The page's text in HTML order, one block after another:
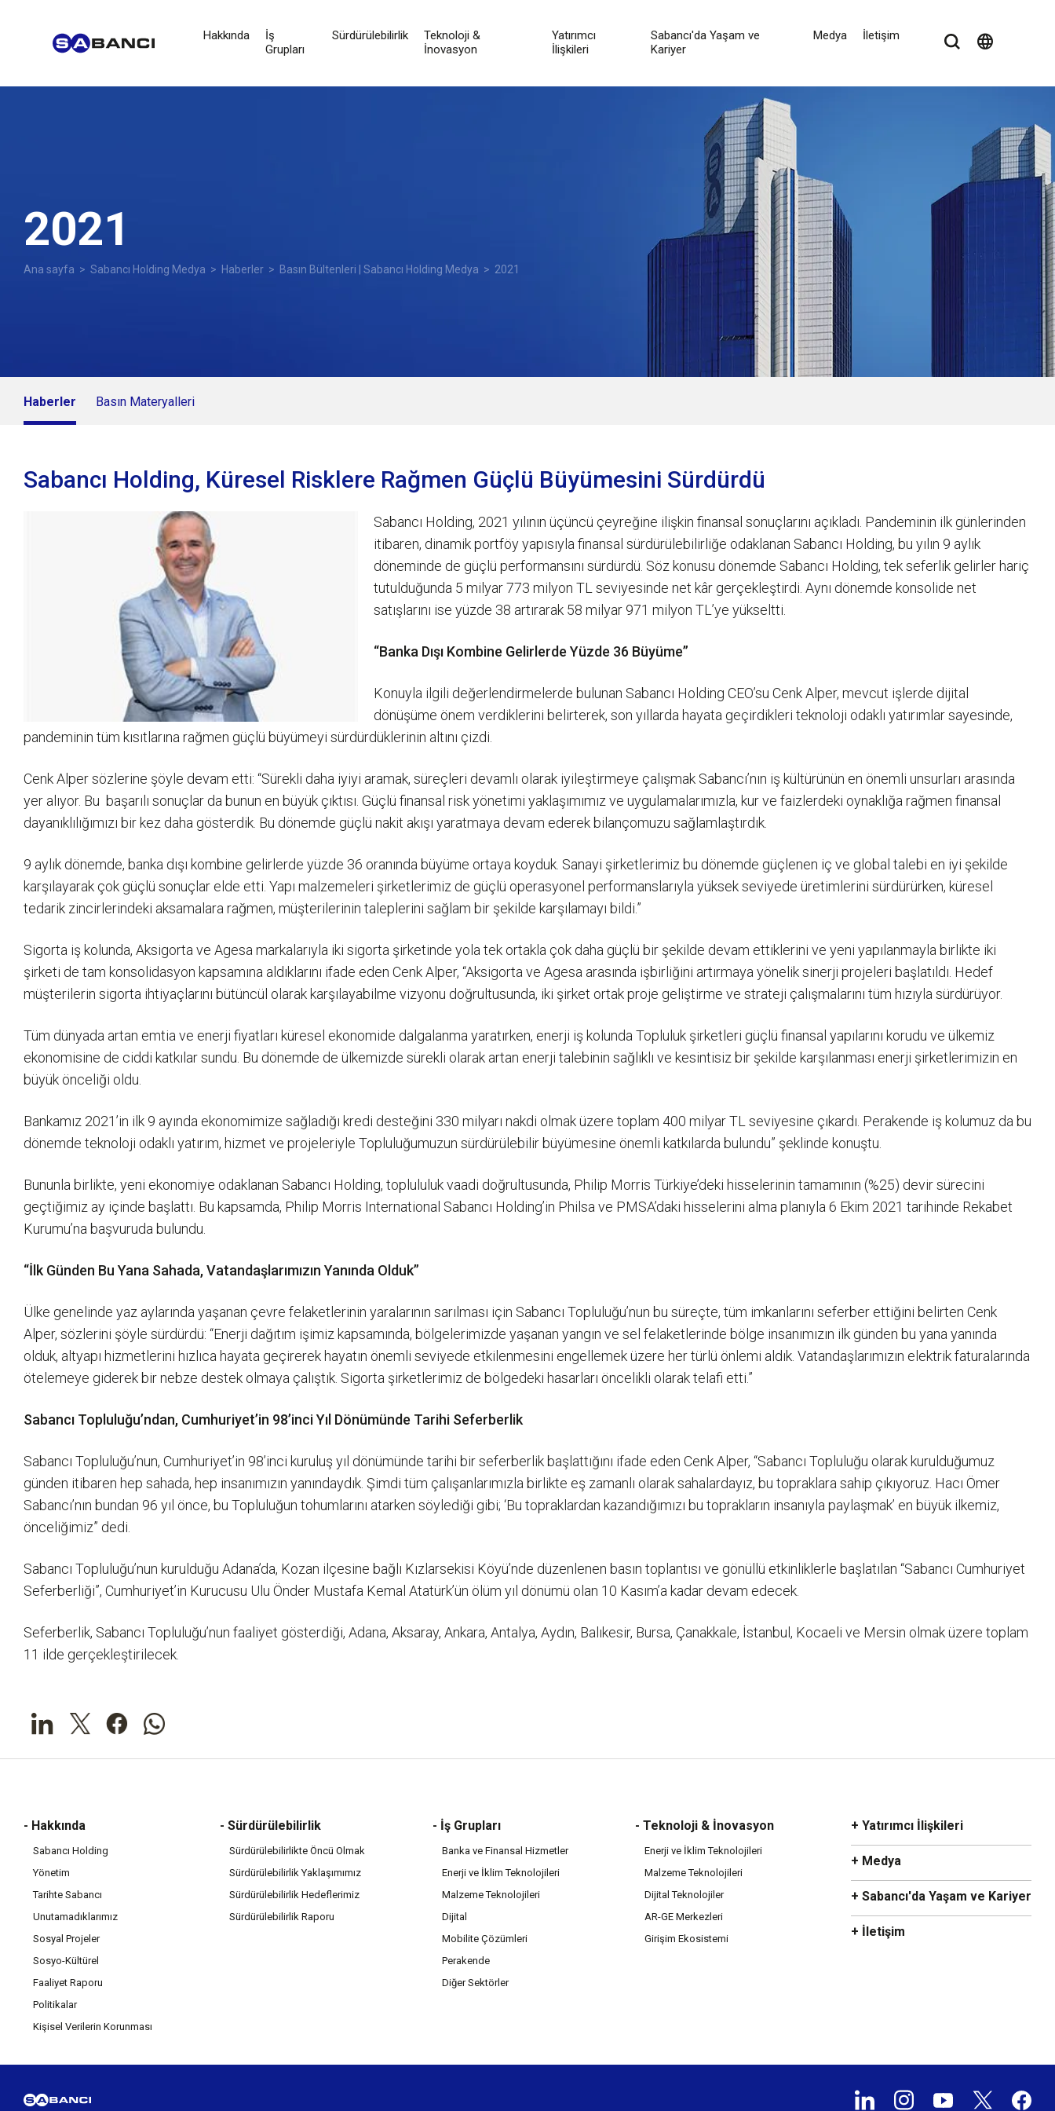
Hakkında
İş
Grupları
Sürdürülebilirlik
Teknoloji &
İnovasyon
Yatırımcı
İlişkileri
Sabancı'da Yaşam ve
Kariyer
Medya İletişim language
2021
Ana sayfa > Sabancı Holding Medya > Haberler > Basın Bültenleri | Sabancı Holding Medya > 2021
Haberler Basın Materyalleri
Sabancı Holding, Küresel Risklere Rağmen Güçlü Büyümesini Sürdürdü
Sabancı Holding, 2021 yılının üçüncü çeyreğine ilişkin finansal sonuçlarını açıkladı. Pandeminin ilk günlerinden
itibaren, dinamik portföy yapısıyla finansal sürdürülebilirliğe odaklanan Sabancı Holding, bu yılın 9 aylık
döneminde de güçlü performansını sürdürdü. Söz konusu dönemde Sabancı Holding, tek seferlik gelirler hariç
tutulduğunda 5 milyar 773 milyon TL seviyesinde net kâr gerçekleştirdi. Aynı dönemde konsolide net
satışlarını ise yüzde 38 artırarak 58 milyar 971 milyon TL’ye yükseltti.
“Banka Dışı Kombine Gelirlerde Yüzde 36 Büyüme”
Konuyla ilgili değerlendirmelerde bulunan Sabancı Holding CEO’su Cenk Alper, mevcut işlerde dijital
dönüşüme önem verdiklerini belirterek, son yıllarda hayata geçirdikleri teknoloji odaklı yatırımlar sayesinde,
pandeminin tüm kısıtlarına rağmen güçlü büyümeyi sürdürdüklerinin altını çizdi.
Cenk Alper sözlerine şöyle devam etti: “Sürekli daha iyiyi aramak, süreçleri devamlı olarak iyileştirmeye çalışmak Sabancı’nın iş kültürünün en önemli unsurları arasında
yer alıyor. Bu başarılı sonuçlar da bunun en büyük çıktısı. Güçlü finansal risk yönetimi yaklaşımımız ve uygulamalarımızla, kur ve faizlerdeki oynaklığa rağmen finansal
dayanıklılığımızı bir kez daha gösterdik. Bu dönemde güçlü nakit akışı yaratmaya devam ederek bilançomuzu sağlamlaştırdık.
9 aylık dönemde, banka dışı kombine gelirlerde yüzde 36 oranında büyüme ortaya koyduk. Sanayi şirketlerimiz bu dönemde güçlenen iç ve global talebi en iyi şekilde
karşılayarak çok güçlü sonuçlar elde etti. Yapı malzemeleri şirketlerimiz de güçlü operasyonel performanslarıyla yüksek seviyede üretimlerini sürdürürken, küresel
tedarik zincirlerindeki aksamalara rağmen, müşterilerinin taleplerini sağlam bir şekilde karşılamayı bildi.”
Sigorta iş kolunda, Aksigorta ve Agesa markalarıyla iki sigorta şirketinde yola tek ortakla çok daha güçlü bir şekilde devam ettiklerini ve yeni yapılanmayla birlikte iki
şirketi de tam konsolidasyon kapsamına aldıklarını ifade eden Cenk Alper, “Aksigorta ve Agesa arasında işbirliğini artırmaya yönelik sinerji projeleri başlatıldı. Hedef
müşterilerin sigorta ihtiyaçlarını bütüncül olarak karşılayabilme vizyonu doğrultusunda, iki şirket ortak proje geliştirme ve strateji çalışmalarını tüm hızıyla sürdürüyor.
Tüm dünyada artan emtia ve enerji fiyatları küresel ekonomide dalgalanma yaratırken, enerji iş kolunda Topluluk şirketleri güçlü finansal yapılarını korudu ve ülkemiz
ekonomisine de ciddi katkılar sundu. Bu dönemde de ülkemizde sürekli olarak artan enerji talebinin sağlıklı ve kesintisiz bir şekilde karşılanması enerji şirketlerimizin en
büyük önceliği oldu.
Bankamız 2021’in ilk 9 ayında ekonomimize sağladığı kredi desteğini 330 milyarı nakdi olmak üzere toplam 400 milyar TL seviyesine çıkardı. Perakende iş kolumuz da bu
dönemde teknoloji odaklı yatırım, hizmet ve projeleriyle Topluluğumuzun sürdürülebilir büyümesine önemli katkılarda bulundu” şeklinde konuştu.
Bununla birlikte, yeni ekonomiye odaklanan Sabancı Holding, toplululuk vaadi doğrultusunda, Philip Morris Türkiye’deki hisselerinin tamamının (%25) devir sürecini
geçtiğimiz ay içinde başlattı. Bu kapsamda, Philip Morris International Sabancı Holding’in Philsa ve PMSA’daki hisselerini alma planıyla 6 Ekim 2021 tarihinde Rekabet
Kurumu’na başvuruda bulundu.
“İlk Günden Bu Yana Sahada, Vatandaşlarımızın Yanında Olduk”
Ülke genelinde yaz aylarında yaşanan çevre felaketlerinin yaralarının sarılması için Sabancı Topluluğu’nun bu süreçte, tüm imkanlarını seferber ettiğini belirten Cenk
Alper, sözlerini şöyle sürdürdü: “Enerji dağıtım işimiz kapsamında, bölgelerimizde yaşanan yangın ve sel felaketlerinde bölge insanımızın ilk günden bu yana yanında
olduk, altyapı hizmetlerini hızlıca hayata geçirerek hayatın önemli seviyede etkilenmesini engellemek üzere her türlü önlemi aldık. Vatandaşlarımızın elektrik faturalarında
ötelemeye giderek bir nebze destek olmaya çalıştık. Sigorta şirketlerimiz de bölgedeki hasarları öncelikli olarak telafi etti.”
Sabancı Topluluğu’ndan, Cumhuriyet’in 98’inci Yıl Dönümünde Tarihi Seferberlik
Sabancı Topluluğu’nun, Cumhuriyet’in 98’inci kuruluş yıl dönümünde tarihi bir seferberlik başlattığını ifade eden Cenk Alper, “Sabancı Topluluğu olarak kurulduğumuz
günden itibaren hep sahada, hep insanımızın yanındaydık. Şimdi tüm çalışanlarımızla birlikte eş zamanlı olarak sahalardayız, bu topraklara sahip çıkıyoruz. Hacı Ömer
Sabancı’nın bundan 96 yıl önce, bu Topluluğun tohumlarını atarken söylediği gibi; ‘Bu topraklardan kazandığımızı bu toprakların insanıyla paylaşmak’ en büyük ilkemiz,
önceliğimiz” dedi.
Sabancı Topluluğu’nun kurulduğu Adana’da, Kozan ilçesine bağlı Kızlarsekisi Köyü’nde düzenlenen basın toplantısı ve gönüllü etkinliklerle başlatılan “Sabancı Cumhuriyet
Seferberliği”, Cumhuriyet’in Kurucusu Ulu Önder Mustafa Kemal Atatürk’ün ölüm yıl dönümü olan 10 Kasım’a kadar devam edecek.
Seferberlik, Sabancı Topluluğu’nun faaliyet gösterdiği, Adana, Aksaray, Ankara, Antalya, Aydın, Balıkesir, Bursa, Çanakkale, İstanbul, Kocaeli ve Mersin olmak üzere toplam
11 ilde gerçekleştirilecek.
- Hakkında
Sabancı Holding
Yönetim
Tarihte Sabancı
Unutamadıklarımız
Sosyal Projeler
Sosyo-Kültürel
Faaliyet Raporu
Politikalar
Kişisel Verilerin Korunması
- Sürdürülebilirlik
Sürdürülebilirlikte Öncü Olmak
Sürdürülebilirlik Yaklaşımımız
Sürdürülebilirlik Hedeflerimiz
Sürdürülebilirlik Raporu
- İş Grupları
Banka ve Finansal Hizmetler
Enerji ve İklim Teknolojileri
Malzeme Teknolojileri
Dijital
Mobilite Çözümleri
Perakende
Diğer Sektörler
- Teknoloji & İnovasyon
Enerji ve İklim Teknolojileri
Malzeme Teknolojileri
Dijital Teknolojiler
AR-GE Merkezleri
Girişim Ekosistemi
+ Yatırımcı İlişkileri
+ Medya
+ Sabancı'da Yaşam ve Kariyer
+ İletişim